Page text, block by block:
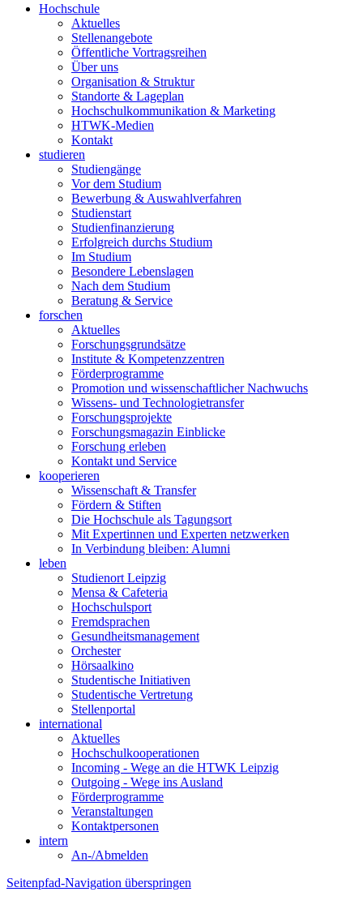
Hochschule
Aktuelles
Stellenangebote
Öffentliche Vortragsreihen
Über uns
Organisation & Struktur
Standorte & Lageplan
Hochschulkommunikation & Marketing
HTWK-Medien
Kontakt
studieren
Studiengänge
Vor dem Studium
Bewerbung & Auswahlverfahren
Studienstart
Studienfinanzierung
Erfolgreich durchs Studium
Im Studium
Besondere Lebenslagen
Nach dem Studium
Beratung & Service
forschen
Aktuelles
Forschungsgrundsätze
Institute & Kompetenzzentren
Förderprogramme
Promotion und wissenschaftlicher Nachwuchs
Wissens- und Technologietransfer
Forschungsprojekte
Forschungsmagazin Einblicke
Forschung erleben
Kontakt und Service
kooperieren
Wissenschaft & Transfer
Fördern & Stiften
Die Hochschule als Tagungsort
Mit Expertinnen und Experten netzwerken
In Verbindung bleiben: Alumni
leben
Studienort Leipzig
Mensa & Cafeteria
Hochschulsport
Fremdsprachen
Gesundheitsmanagement
Orchester
Hörsaalkino
Studentische Initiativen
Studentische Vertretung
Stellenportal
international
Aktuelles
Hochschulkooperationen
Incoming - Wege an die HTWK Leipzig
Outgoing - Wege ins Ausland
Förderprogramme
Veranstaltungen
Kontaktpersonen
intern
An-/Abmelden
Seitenpfad-Navigation überspringen